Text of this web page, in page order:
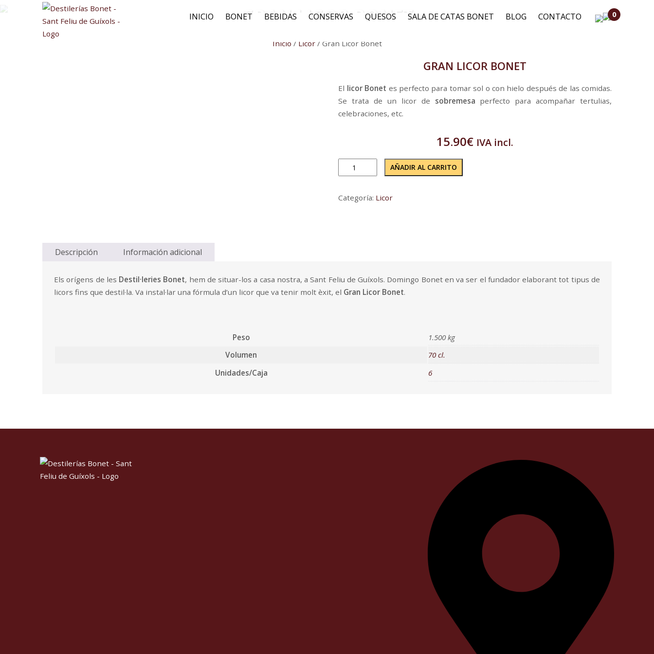
0
INICIO BONET BEBIDAS CONSERVAS QUESOS SALA DE CATAS BONET BLOG CONTACTO
GRAN LICOR BONET
Inicio / Licor/ Gran Licor Bonet
GRAN LICOR BONET
El licor Bonet es perfecto para tomar sol o con hielo después de las comidas.
Se trata de un licor de sobremesa perfecto para acompañar tertulias,
celebraciones, etc.
15.90€ IVA incl.
AÑADIR AL CARRITO
Categoría: Licor
Descripción Información adicional
Els orígens de les Destil·leries Bonet, hem de situar-los a casa nostra, a Sant Feliu de Guíxols. Domingo Bonet en va ser el fundador elaborant tot tipus de
licors fins que destil·la. Va instal·lar una fórmula d’un licor que va tenir molt èxit, el Gran Licor Bonet.
Peso
1.500 kg
Volumen
70 cl.
Unidades/Caja
6